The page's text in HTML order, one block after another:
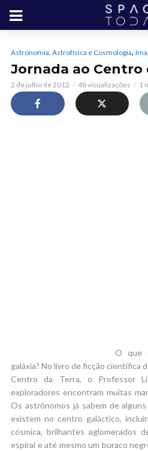
Astronomia, Astrofísica e Cosmologia,
Jornada ao Centro
2 de julho de 2012 48 visualizações 1
O que
galáxia? No livro de ficção científica
Centro da Terra, o Professor
exploradores encontram muitas
Os astrônomos já sabem de
existem no centro galáctico,
cósmica, brilhantes aglomerados
espiral e até mesmo um buraco